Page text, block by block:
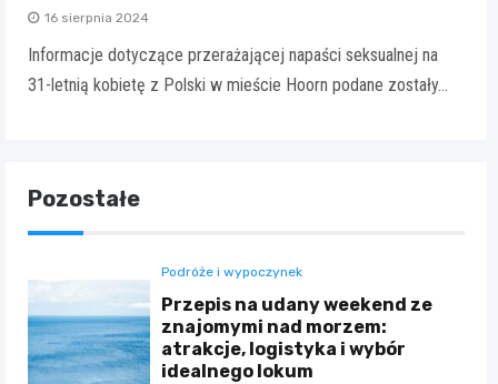
16 sierpnia 2024
Informacje dotyczące przerażającej napaści seksualnej na
31-letnią kobietę z Polski w mieście Hoorn podane zostały…
Pozostałe
Podróże i wypoczynek
Przepis na udany weekend ze
znajomymi nad morzem:
atrakcje, logistyka i wybór
idealnego lokum